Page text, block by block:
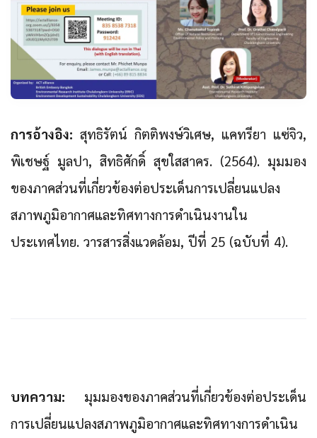
การอ้างอิง: สุทธิรัตน์ กิตติพงษ์วิเศษ, แคทรียา แซ่จิว,
พิเชษฐ์ มูลปา, สิทธิศักดิ์ สุขใสสาคร. (2564). มุมมอง
ของภาคส่วนที่เกี่ยวข้องต่อประเด็นการเปลี่ยนแปลง
สภาพภูมิอากาศและทิศทางการดำเนินงานใน
ประเทศไทย. วารสารสิ่งแวดล้อม, ปีที่ 25 (ฉบับที่ 4).
บทความ:
มุมมองของภาคส่วนที่เกี่ยวข้องต่อประเด็น
การเปลี่ยนแปลงสภาพภูมิอากาศและทิศทางการดำเนิน